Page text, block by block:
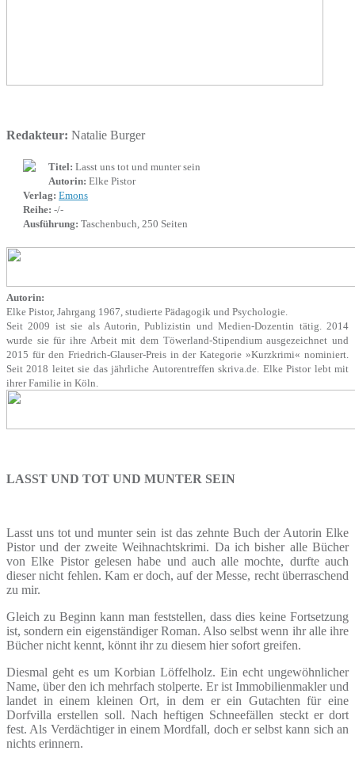
Redakteur: Natalie Burger
Titel: Lasst uns tot und munter sein
Autorin: Elke Pistor
Verlag: Emons
Reihe: -/-
Ausführung: Taschenbuch, 250 Seiten
Autorin:
Elke Pistor, Jahrgang 1967, studierte Pädagogik und Psychologie.
Seit 2009 ist sie als Autorin, Publizistin und Medien-Dozentin tätig. 2014
wurde sie für ihre Arbeit mit dem Töwerland-Stipendium ausgezeichnet und
2015 für den Friedrich-Glauser-Preis in der Kategorie »Kurzkrimi« nominiert.
Seit 2018 leitet sie das jährliche Autorentreffen skriva.de. Elke Pistor lebt mit
ihrer Familie in Köln.
LASST UND TOT UND MUNTER SEIN
Lasst uns tot und munter sein ist das zehnte Buch der Autorin Elke
Pistor und der zweite Weihnachtskrimi. Da ich bisher alle Bücher
von Elke Pistor gelesen habe und auch alle mochte, durfte auch
dieser nicht fehlen. Kam er doch, auf der Messe, recht überraschend
zu mir.
Gleich zu Beginn kann man feststellen, dass dies keine Fortsetzung
ist, sondern ein eigenständiger Roman. Also selbst wenn ihr alle ihre
Bücher nicht kennt, könnt ihr zu diesem hier sofort greifen.
Diesmal geht es um Korbian Löffelholz. Ein echt ungewöhnlicher
Name, über den ich mehrfach stolperte. Er ist Immobilienmakler und
landet in einem kleinen Ort, in dem er ein Gutachten für eine
Dorfvilla erstellen soll. Nach heftigen Schneefällen steckt er dort
fest. Als Verdächtiger in einem Mordfall, doch er selbst kann sich an
nichts erinnern.